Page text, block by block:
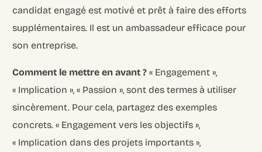
candidat engagé est motivé et prêt à faire des efforts
supplémentaires. Il est un ambassadeur efficace pour
son entreprise.
Comment le mettre en avant ? « Engagement »,
« Implication », « Passion », sont des termes à utiliser
sincèrement. Pour cela, partagez des exemples
concrets. « Engagement vers les objectifs »,
« Implication dans des projets importants »,